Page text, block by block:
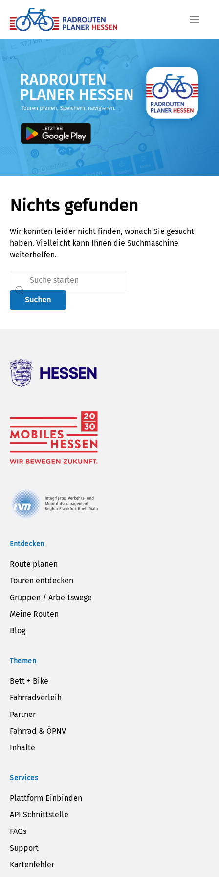
Skip to main content
Nichts gefunden
Wir konnten leider nicht finden, wonach Sie gesucht
haben. Vielleicht kann Ihnen die Suchmaschine
weiterhelfen.
Suchen
Entdecken
Route planen
Touren entdecken
Gruppen / Arbeitswege
Meine Routen
Blog
Themen
Bett + Bike
Fahrradverleih
Partner
Fahrrad & ÖPNV
Inhalte
Services
Plattform Einbinden
API Schnittstelle
FAQs
Support
Kartenfehler